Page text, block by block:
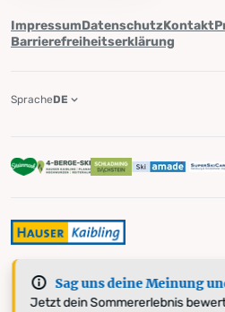
Sag uns deine Meinung
Jetzt dein Sommererlebnis
ImpressumDatenschutzKontakt
Barrierefreiheitserklärung
SpracheDE